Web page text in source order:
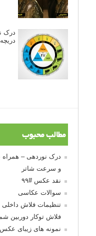
مطالب محبوب
و سرعت شاتر
نقد عکس #۹۹
سوالات عکاسی
تنظیمات فلاش داخلی
فلاش توکار دوربین
نمونه های زیبای